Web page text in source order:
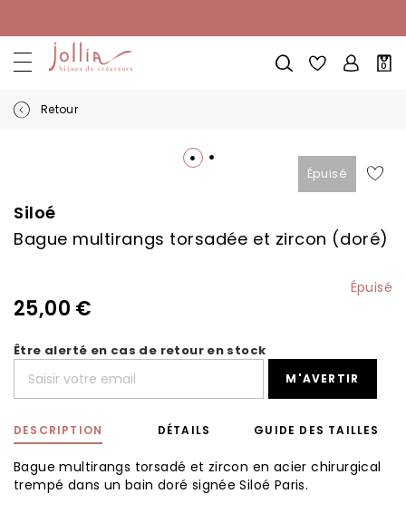
au
contenu
Mon
0
Retour
Siloé
Bague multirangs torsadée et zircon (doré)
Épuisé
25,00 €
Être alerté en cas de retour en stock
M'AVERTIR
DESCRIPTION
Bague multirangs torsadé et zircon en acier chirurgical
trempé dans un bain doré signée Siloé Paris.
DÉTAILS GUIDE DES TAILLES
Épuisé
end
of
the
images
the
beginning
of